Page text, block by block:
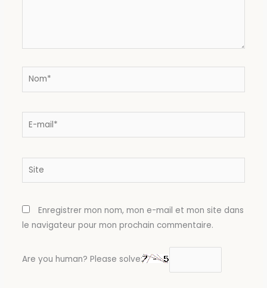
Nom*
E-
Site
Enregistrer mon nom, mon e-mail et mon site dans
le navigateur pour mon prochain commentaire.
Are you human? Please solve: